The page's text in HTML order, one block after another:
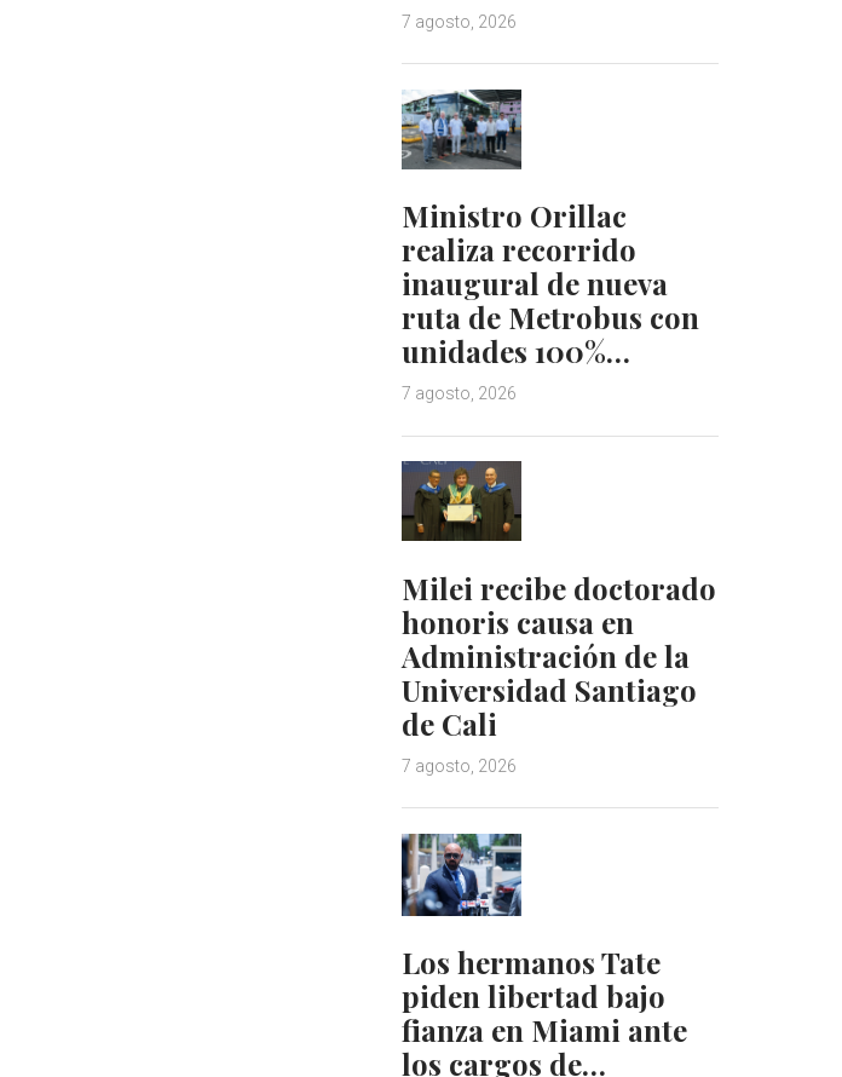
7 agosto, 2026
Ministro Orillac
realiza recorrido
inaugural de nueva
ruta de Metrobus con
unidades 100%…
7 agosto, 2026
Milei recibe doctorado
honoris causa en
Administración de la
Universidad Santiago
de Cali
7 agosto, 2026
Los hermanos Tate
piden libertad bajo
fianza en Miami ante
los cargos de…